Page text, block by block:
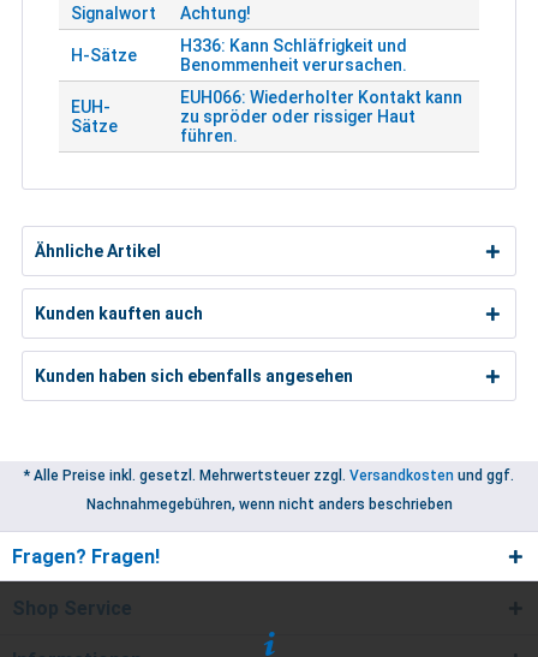
Signalwort Achtung!
H-Sätze
H336: Kann Schläfrigkeit und
Benommenheit verursachen.
EUH-
Sätze
EUH066: Wiederholter Kontakt kann
zu spröder oder rissiger Haut
führen.
Ähnliche Artikel
Kunden kauften auch
Kunden haben sich ebenfalls angesehen
* Alle Preise inkl. gesetzl. Mehrwertsteuer zzgl. Versandkosten und ggf.
Nachnahmegebühren, wenn nicht anders beschrieben
Fragen? Fragen!
Shop Service